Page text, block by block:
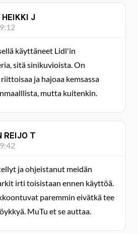
J
käyttäneet Lidl'in
sitä sinikuvioista. On
ja hajoaa kemsassa
mutta kuitenkin.
REIJO T
ja ohjeistanut meidän
irti toisistaan ennen käyttöä.
paremmin eivätkä tee
MuTu et se auttaa.